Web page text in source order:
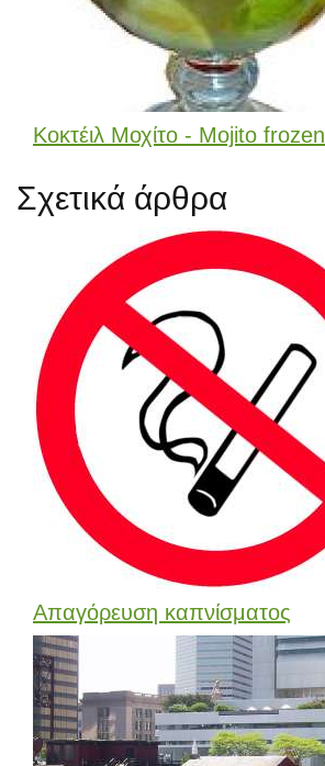
Κοκτέιλ Μοχίτο - Mojito frozen
Σχετικά άρθρα
Απαγόρευση καπνίσματος